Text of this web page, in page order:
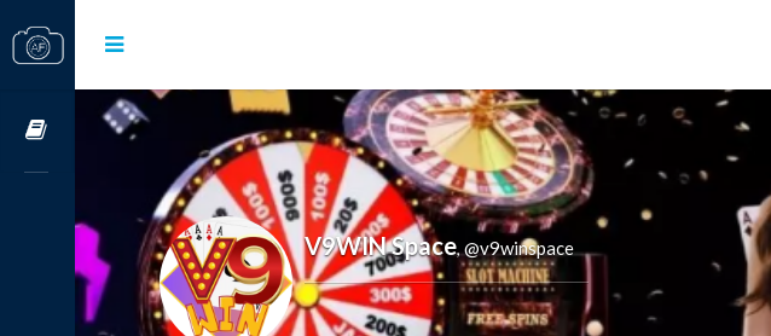
Cursos OnLine
V9WIN Space, @v9winspace